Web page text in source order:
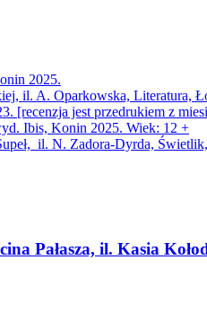
2025.
il. A. Oparkowska, Literatura,
[recenzja jest przedrukiem z
Ibis, Konin 2025. Wiek: 12 +
il. N. Zadora-Dyrda,
Pałasza, il. Kasia